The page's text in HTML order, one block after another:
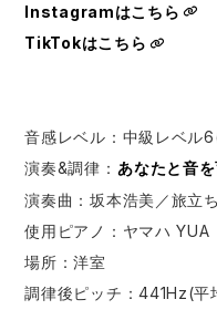
Instagramはこちら
TikTokはこちら
音感レベル：中級レベル
演奏&調律：​⁠​ あなたと音
演奏曲：坂本浩美／旅立
使用ピアノ：ヤマハ YUA
場所：洋室
調律後ピッチ：441Hz(平